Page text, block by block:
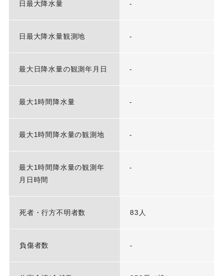
日最大降水量 -
日最大降水量観測地 -
最大日降水量の観測年月日 -
最大1時間降水量 -
最大1時間降水量の観測地 -
最大1時間降水量の観測年
月日時間
-
死者・行方不明者数 83人
負傷者数 -